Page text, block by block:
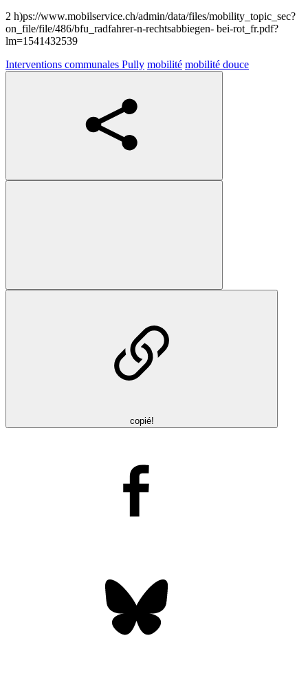
2 h)ps://www.mobilservice.ch/admin/data/files/mobility_topic_sec?
on_file/file/486/bfu_radfahrer-n-rechtsabbiegen- bei-rot_fr.pdf?
lm=1541432539
Interventions communales Pully mobilité mobilité douce
copié!